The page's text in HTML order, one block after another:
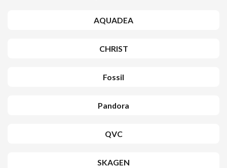
AQUADEA
CHRIST
Fossil
Pandora
QVC
SKAGEN